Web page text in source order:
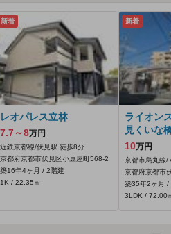
新着
レオパレス立林
7.7～8万円
近鉄京都線/伏見駅 徒歩8分
京都府京都市伏見区小豆屋町568‐2
築16年4ヶ月 / 2階建
1K / 22.35㎡
新着
ライオン
見くいな
10万円
京都市烏丸線/
京都府京都市
築35年2ヶ月 /
3LDK / 72.00